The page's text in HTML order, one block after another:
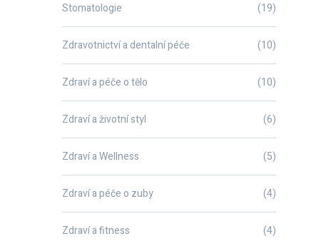
Stomatologie (19)
Zdravotnictví a dentalní péče (10)
Zdraví a péče o tělo (10)
Zdraví a životní styl (6)
Zdraví a Wellness (5)
Zdraví a péče o zuby (4)
Zdraví a fitness (4)